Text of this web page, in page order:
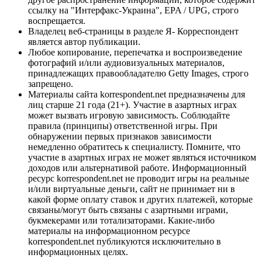
ссылку на "Интерфакс-Украина", EPA / UPG, строго
воспрещается.
Владелец веб-страницы в разделе Я- Корреспондент
является автор публикации.
Любое копирование, перепечатка и воспроизведение
фотографий и/или аудиовизуальных материалов,
принадлежащих правообладателю Getty Images, строго
запрещено.
Материалы сайта korrespondent.net предназначены для
лиц старше 21 года (21+). Участие в азартных играх
может вызвать игровую зависимость. Соблюдайте
правила (принципы) ответственной игры. При
обнаружении первых признаков зависимости
немедленно обратитесь к специалисту. Помните, что
участие в азартных играх не может являться источником
доходов или альтернативой работе. Информационный
ресурс korrespondent.net не проводит игры на реальные
и/или виртуальные деньги, сайт не принимает ни в
какой форме оплату ставок и других платежей, которые
связаны/могут быть связаны с азартными играми,
букмекерами или тотализаторами. Какие-либо
материалы на информационном ресурсе
korrespondent.net публикуются исключительно в
информационных целях.